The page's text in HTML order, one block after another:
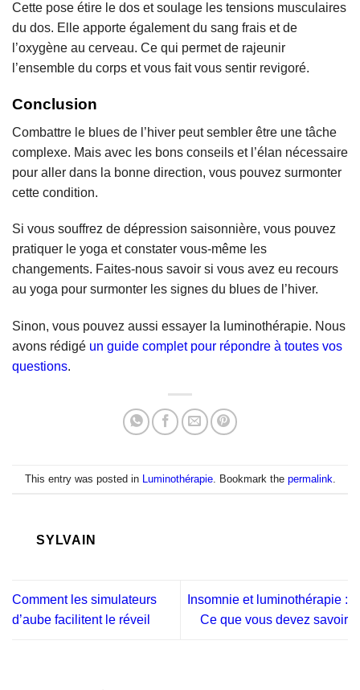
Cette pose étire le dos et soulage les tensions musculaires
du dos. Elle apporte également du sang frais et de
l’oxygène au cerveau. Ce qui permet de rajeunir
l’ensemble du corps et vous fait vous sentir revigoré.
Conclusion
Combattre le blues de l’hiver peut sembler être une tâche
complexe. Mais avec les bons conseils et l’élan nécessaire
pour aller dans la bonne direction, vous pouvez surmonter
cette condition.
Si vous souffrez de dépression saisonnière, vous pouvez
pratiquer le yoga et constater vous-même les
changements. Faites-nous savoir si vous avez eu recours
au yoga pour surmonter les signes du blues de l’hiver.
Sinon, vous pouvez aussi essayer la luminothérapie. Nous
avons rédigé un guide complet pour répondre à toutes vos
questions.
This entry was posted in Luminothérapie. Bookmark the permalink
SYLVAIN
Comment les simulateurs
d’aube facilitent le réveil
Insomnie et luminothérapie :
Ce que vous devez savoir